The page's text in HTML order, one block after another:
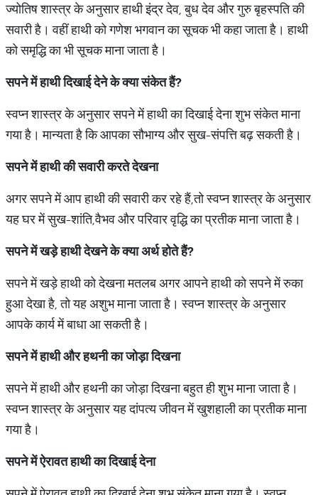
ज्योतिष शास्त्र के अनुसार हाथी इंद्र देव, बुध देव और गुरु बृहस्पति की
सवारी है। वहीं हाथी को गणेश भगवान का सूचक भी कहा जाता है। हाथी
को समृद्धि का भी सूचक माना जाता है।
सपने में हाथी दिखाई देने के क्या संकेत हैं?
स्वप्न शास्त्र के अनुसार सपने में हाथी का दिखाई देना शुभ संकेत माना
गया है। मान्यता है कि आपका सौभाग्य और सुख-संपत्ति बढ़ सकती है।
सपने में हाथी की सवारी करते देखना
अगर सपने में आप हाथी की सवारी कर रहे हैं,तो स्वप्न शास्त्र के अनुसार
यह घर में सुख-शांति,वैभव और परिवार वृद्धि का प्रतीक माना जाता है।
सपने में खड़े हाथी देखने के क्या अर्थ होते हैं?
सपने में खड़े हाथी को देखना मतलब अगर आपने हाथी को सपने में रुका
हुआ देखा है, तो यह अशुभ माना जाता है। स्वप्न शास्त्र के अनुसार
आपके कार्य में बाधा आ सकती है।
सपने में हाथी और हथनी का जोड़ा दिखना
सपने में हाथी और हथनी का जोड़ा दिखना बहुत ही शुभ माना जाता है।
स्वप्न शास्त्र के अनुसार यह दांपत्य जीवन में खुशहाली का प्रतीक माना
गया है।
सपने में ऐरावत हाथी का दिखाई देना